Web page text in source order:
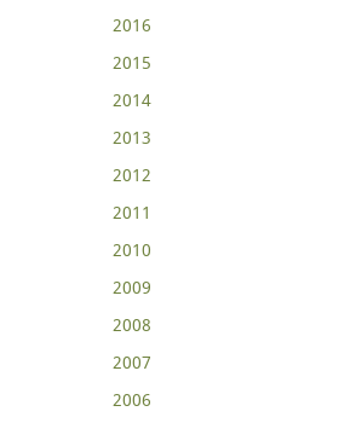
2016
2015
2014
2013
2012
2011
2010
2009
2008
2007
2006